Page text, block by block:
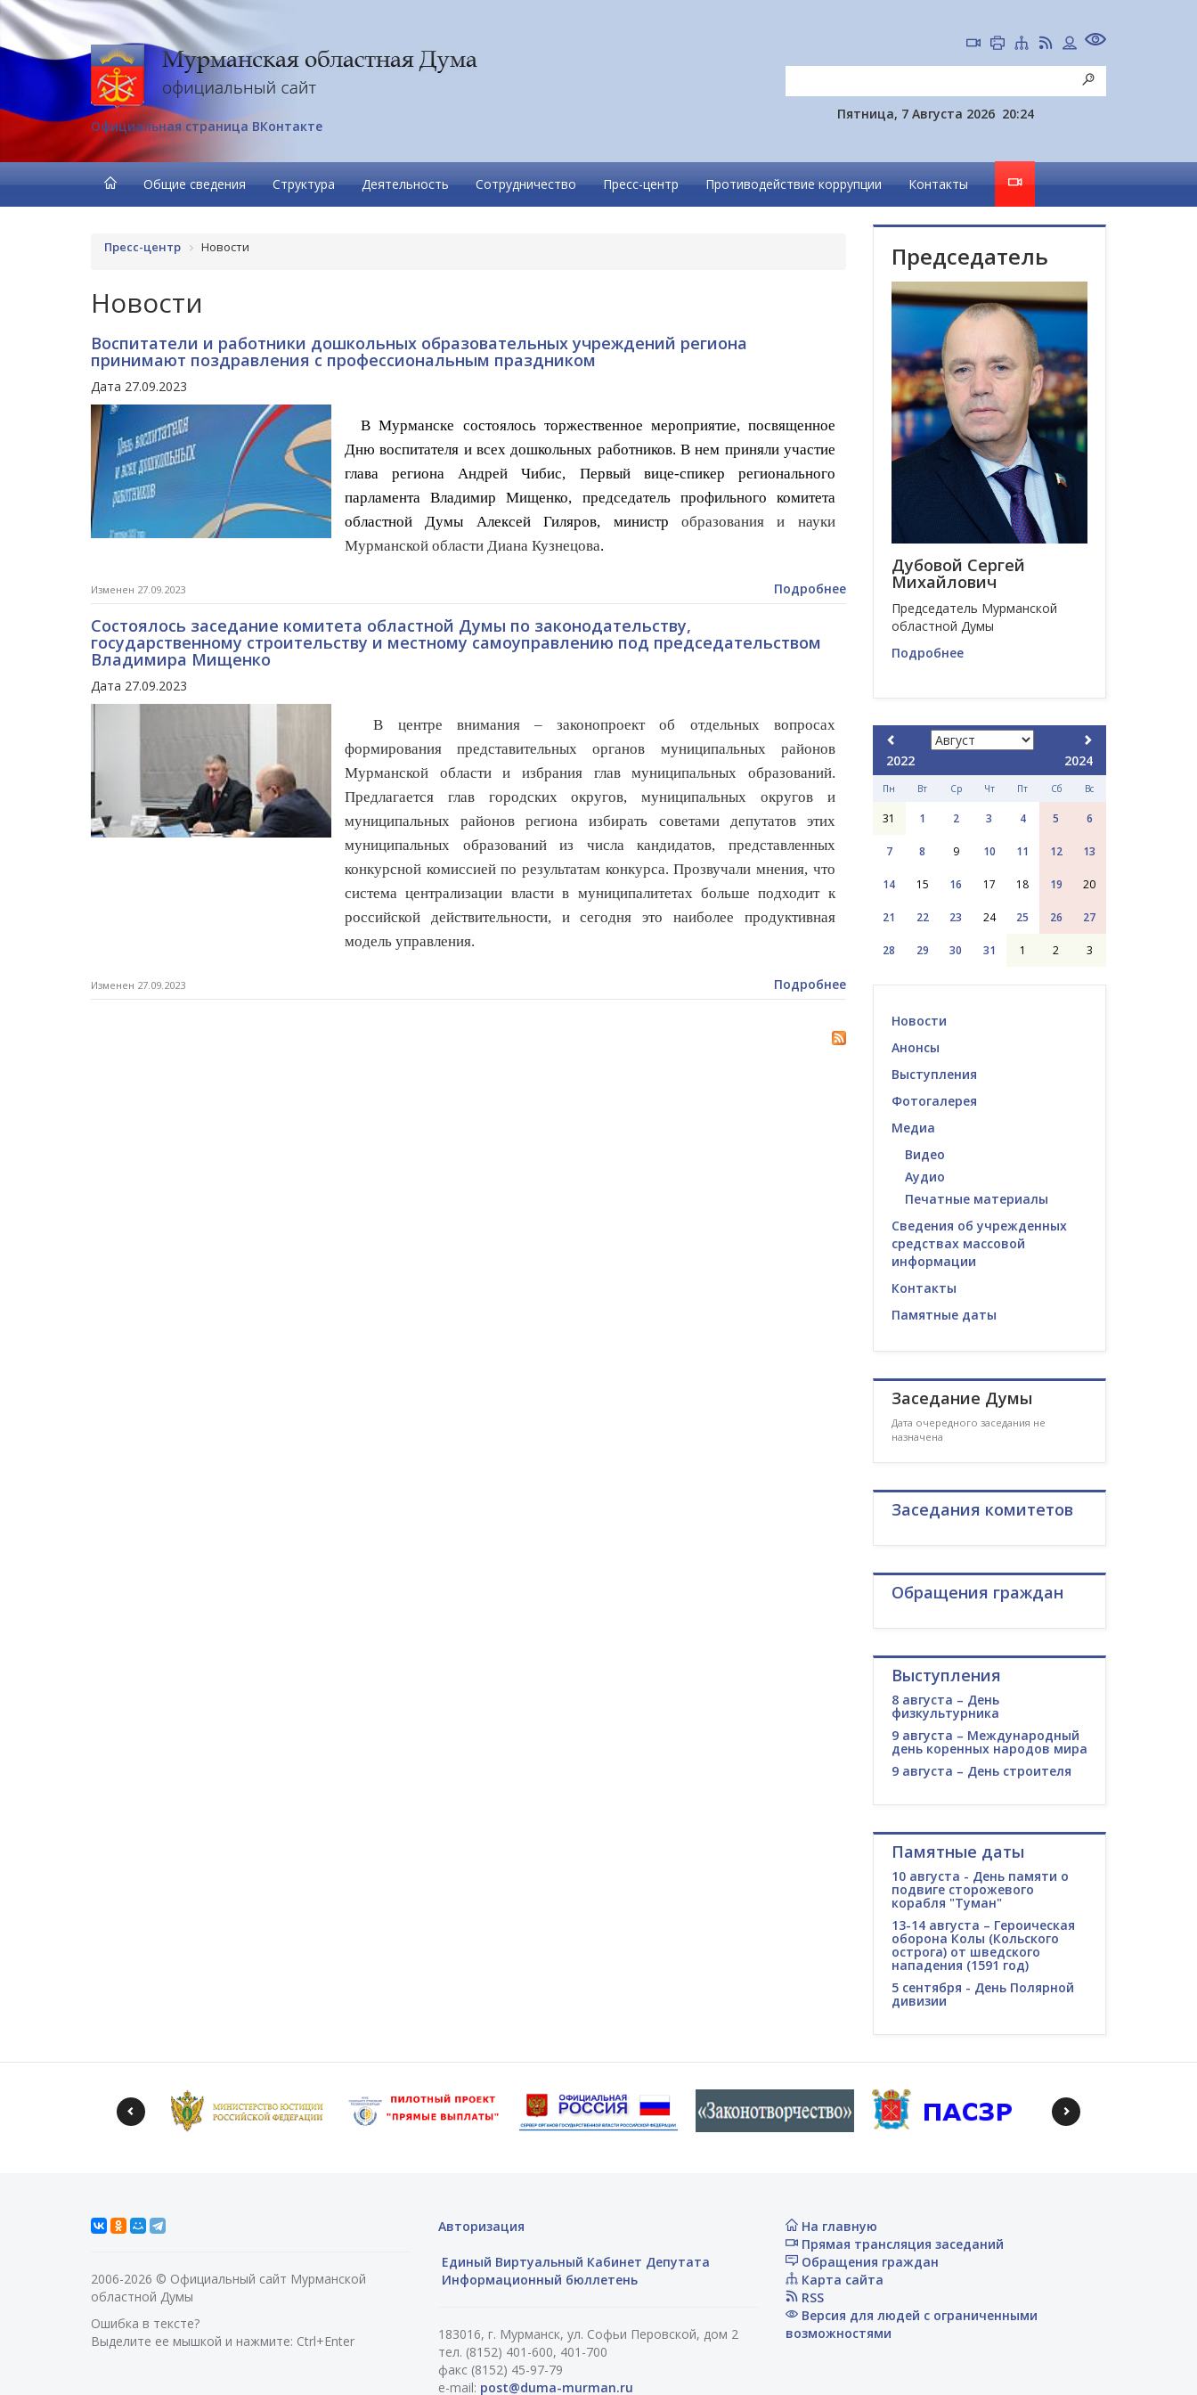
Официальная страница ВКонтакте
Пятница, 7 Августа 2026 20:24
Общие сведения Структура Деятельность Сотрудничество Пресс-центр Противодействие коррупции Контакты
Пресс-центр Новости
Новости
Воспитатели и работники дошкольных образовательных учреждений региона
принимают поздравления с профессиональным праздником
Дата 27.09.2023
В Мурманске состоялось торжественное мероприятие, посвященное
Дню воспитателя и всех дошкольных работников. В нем приняли участие
глава региона Андрей Чибис, Первый вице-спикер регионального
парламента Владимир Мищенко, председатель профильного комитета
областной Думы Алексей Гиляров, министробразования и науки
Мурманской области Диана Кузнецова.
Изменен 27.09.2023 Подробнее
Состоялось заседание комитета областной Думы по законодательству,
государственному строительству и местному самоуправлению под председательством
Владимира Мищенко
Дата 27.09.2023
В центре внимания – законопроект об отдельных вопросах
формирования представительных органов муниципальных районов
Мурманской области и избрания глав муниципальных образований.
Предлагается глав городских округов, муниципальных округов и
муниципальных районов региона избирать советами депутатов этих
муниципальных образований из числа кандидатов, представленных
конкурсной комиссией по результатам конкурса. Прозвучали мнения, что
система централизации власти в муниципалитетах больше подходит к
российской действительности, и сегодня это наиболее продуктивная
модель управления.
Изменен 27.09.2023 Подробнее
Председатель
Дубовой Сергей
Михайлович
Председатель Мурманской
областной Думы
Подробнее
2022 2024
Пн Вт Ср Чт Пт Сб Вс
31 1 2 3 4 5 6
7 8 9 10 11 12 13
14 15 16 17 18 19 20
21 22 23 24 25 26 27
28 29 30 31 1 2 3
Новости
Анонсы
Выступления
Фотогалерея
Медиа
Видео
Аудио
Печатные материалы
Сведения об учрежденных
средствах массовой
информации
Контакты
Памятные даты
Заседание Думы
Дата очередного заседания не
назначена
Заседания комитетов
Обращения граждан
Выступления
8 августа – День
физкультурника
9 августа – Международный
день коренных народов мира
9 августа – День строителя
Памятные даты
10 августа - День памяти о
подвиге сторожевого
корабля "Туман"
13-14 августа – Героическая
оборона Колы (Кольского
острога) от шведского
нападения (1591 год)
5 сентября - День Полярной
дивизии
2006-2026 © Официальный сайт Мурманской
областной Думы
Ошибка в тексте?
Выделите ее мышкой и нажмите: Ctrl+Enter
Авторизация
Единый Виртуальный Кабинет Депутата
Информационный бюллетень
183016, г. Мурманск, ул. Софьи Перовской, дом 2
тел. (8152) 401-600, 401-700
факс (8152) 45-97-79
e-mail: post@duma-murman.ru
На главную
Прямая трансляция заседаний
Обращения граждан
Карта сайта
RSS
Версия для людей с ограниченными
возможностями